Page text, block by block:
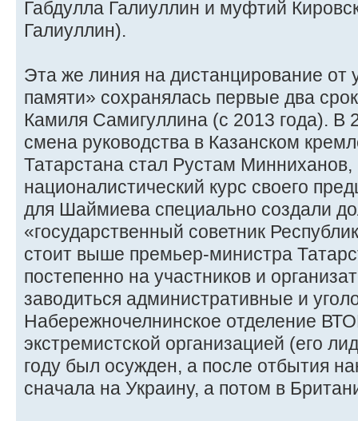
Габдулла Галиуллин и муфтий
Галиуллин).
Эта же линия на дистанцирование
памяти» сохранялась первые два
Камиля Самигуллина (с 2013 года). В
смена руководства в Казанском
Татарстана стал Рустам
националистический курс своего
для Шаймиева специально создали
«государственный советник
стоит выше премьер-министра
постепенно на участников и
заводиться административные и
Набережночелнинское отделение
экстремистской организацией (его
году был осужден, а после отбытия
сначала на Украину, а потом в